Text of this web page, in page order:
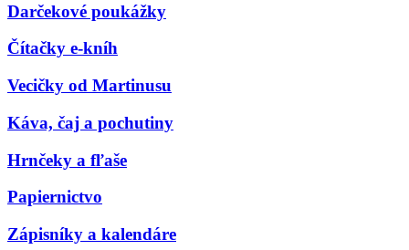
Darčekové poukážky
Čítačky e-kníh
Vecičky od Martinusu
Káva, čaj a pochutiny
Hrnčeky a fľaše
Papiernictvo
Zápisníky a kalendáre